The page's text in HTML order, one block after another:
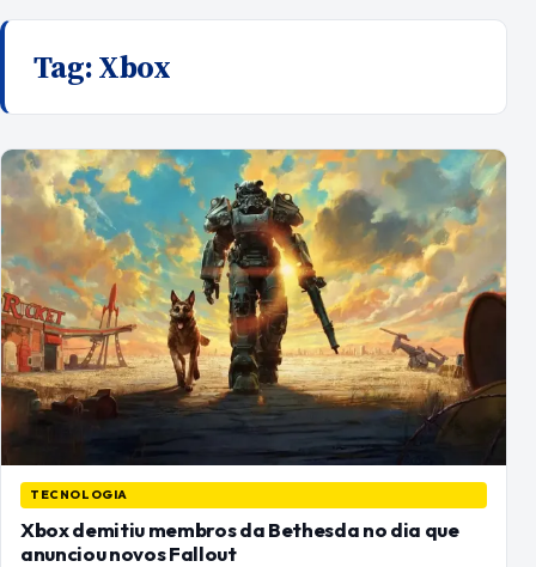
Tag:Xbox
TECNOLOGIA
Xbox demitiu membros da Bethesda no dia que
anunciou novos Fallout